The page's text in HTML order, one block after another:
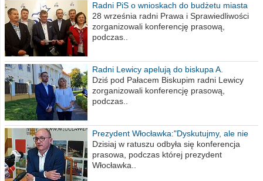
Radni PiS o wnioskach do budżetu miasta
na 2021 rok
28 września radni Prawa i Sprawiedliwości
zorganizowali konferencję prasową,
podczas..
Radni Lewicy apelują do biskupa A.
Wiesława Meringa
Dziś pod Pałacem Biskupim radni Lewicy
zorganizowali konferencję prasową,
podczas..
Prezydent Włocławka:"Dyskutujmy, ale nie
obrażajmy się”
Dzisiaj w ratuszu odbyła się konferencja
prasowa, podczas której prezydent
Włocławka..